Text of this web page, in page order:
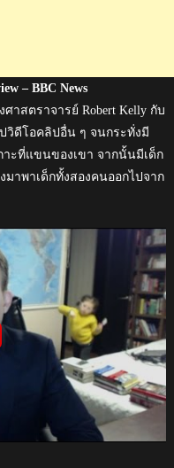
– BBC News
าสตราจารย์ Robert Kelly กับ
วิดีโอคลิปอื่น ๆ จนกระทั่งมี
าะที่แขนของเขา จากนั้นมีเด็ก
มาพาเด็กทั้งสองคนออกไปจาก